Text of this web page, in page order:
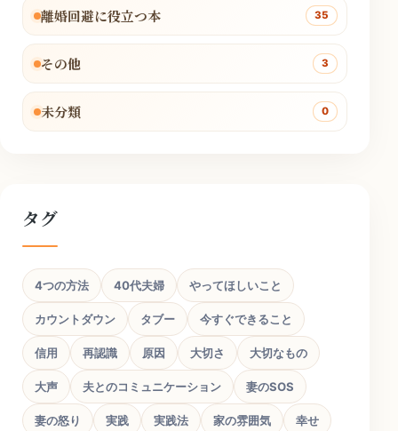
離婚回避に役立つ本 35
その他 3
未分類 0
タグ
4つの方法 40代夫婦 やってほしいこと
カウントダウン タブー 今すぐできること
信用 再認識 原因 大切さ 大切なもの
大声 夫とのコミュニケーション 妻のSOS
妻の怒り 実践 実践法 家の雰囲気 幸せ